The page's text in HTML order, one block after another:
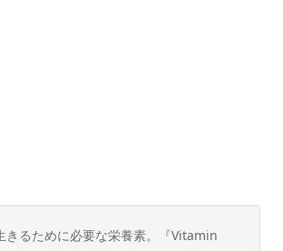
きるために必要な栄養素。『Vitamin